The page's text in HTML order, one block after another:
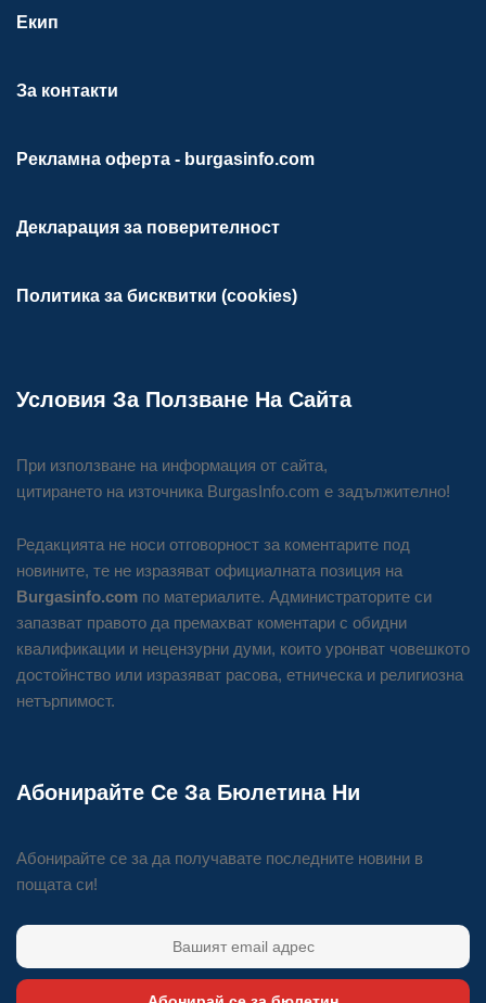
Екип
За контакти
Рекламна оферта - burgasinfo.com
Декларация за поверителност
Политика за бисквитки (cookies)
Условия За Ползване На Сайта
При използване на информация от сайта,
цитирането на източника BurgasInfo.com е задължително!
Редакцията не носи отговорност за коментарите под
новините, те не изразяват официалната позиция на
Burgasinfo.com по материалите. Администраторите си
запазват правото да премахват коментари с обидни
квалификации и нецензурни думи, които уронват човешкото
достойнство или изразяват расова, етническа и религиозна
нетърпимост.
Абонирайте Се За Бюлетина Ни
Абонирайте се за да получавате последните новини в
пощата си!